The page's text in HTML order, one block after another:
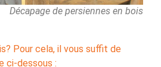
Décapage de persiennes en bois
Pour cela, il vous suffit de
ci-dessous :